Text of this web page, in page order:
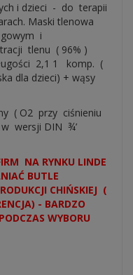
i dzieci - do terapii
Maski tlenowa
i
tlenu ( 96% )
2,1 1 komp. (
dla dzieci) + wąsy
( O2 przy ciśnieniu
wersji DIN ¾’
NA RYNKU LINDE
BUTLE
CHIŃSKIEJ (
- BARDZO
WYBORU